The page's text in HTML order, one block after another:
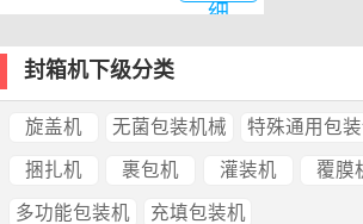
细
封箱机下级分类
旋盖机 无菌包装机械 特殊通用包
捆扎机 裹包机 灌装机 覆膜
多功能包装机 充填包装机